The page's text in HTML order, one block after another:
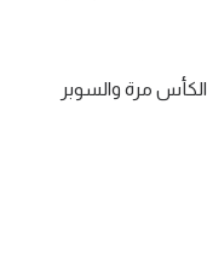
الكأس مرة والسوبر